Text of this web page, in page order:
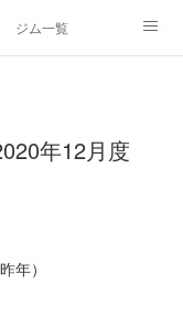
ジム一覧
年12月度
年）